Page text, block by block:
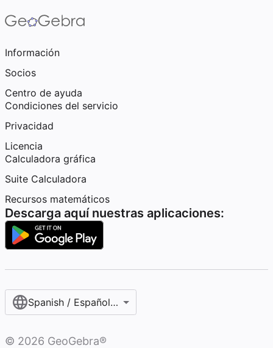
Información
Socios
Centro de ayuda
Condiciones del servicio
Privacidad
Licencia
Calculadora gráfica
Suite Calculadora
Recursos matemáticos
Descarga aquí nuestras aplicaciones:
Spanish / Español (internacional)
© 2026 GeoGebra®